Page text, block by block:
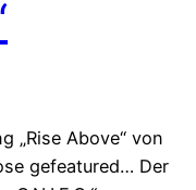
„Rise Above“ von
gefeatured… Der